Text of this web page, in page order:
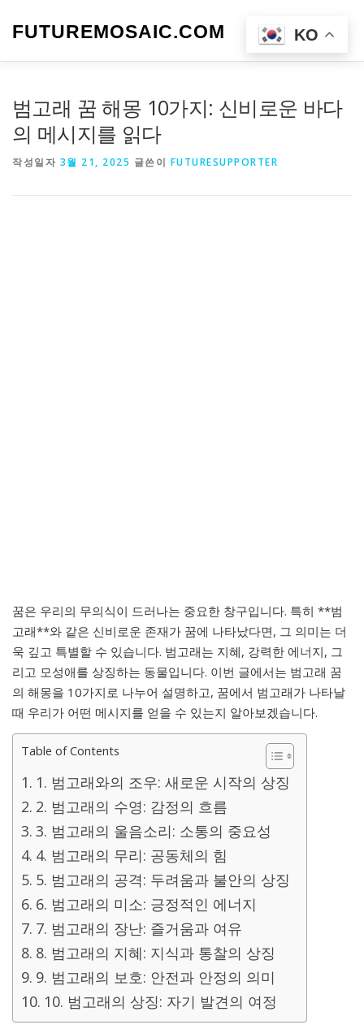
FUTUREMOSAIC.COM 메뉴
범고래 꿈 해몽 10가지: 신비로운 바다
의 메시지를 읽다
작성일자 3월 21, 2025 글쓴이 FUTURESUPPORTER
꿈은 우리의 무의식이 드러나는 중요한 창구입니다. 특히 **범
고래**와 같은 신비로운 존재가 꿈에 나타났다면, 그 의미는 더
욱 깊고 특별할 수 있습니다. 범고래는 지혜, 강력한 에너지, 그
리고 모성애를 상징하는 동물입니다. 이번 글에서는 범고래 꿈
의 해몽을 10가지로 나누어 설명하고, 꿈에서 범고래가 나타날
때 우리가 어떤 메시지를 얻을 수 있는지 알아보겠습니다.
Table of Contents
1. 범고래와의 조우: 새로운 시작의 상징
2. 범고래의 수영: 감정의 흐름
3. 범고래의 울음소리: 소통의 중요성
4. 범고래의 무리: 공동체의 힘
5. 범고래의 공격: 두려움과 불안의 상징
6. 범고래의 미소: 긍정적인 에너지
7. 범고래의 장난: 즐거움과 여유
8. 범고래의 지혜: 지식과 통찰의 상징
9. 범고래의 보호: 안전과 안정의 의미
10. 범고래의 상징: 자기 발견의 여정
KO